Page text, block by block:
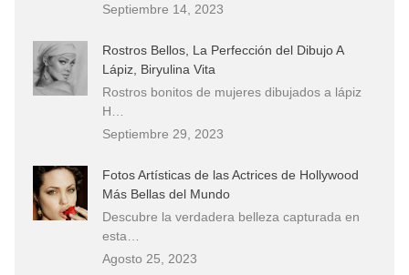
Septiembre 14, 2023
Rostros Bellos, La Perfección del Dibujo A
Lápiz, Biryulina Vita
Rostros bonitos de mujeres dibujados a lápiz
H…
Septiembre 29, 2023
Fotos Artísticas de las Actrices de Hollywood
Más Bellas del Mundo
Descubre la verdadera belleza capturada en
esta…
Agosto 25, 2023